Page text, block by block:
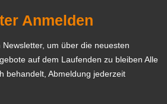
Anmelden
um über die neuesten
auf dem Laufenden zu bleiben Alle
behandelt, Abmeldung jederzeit